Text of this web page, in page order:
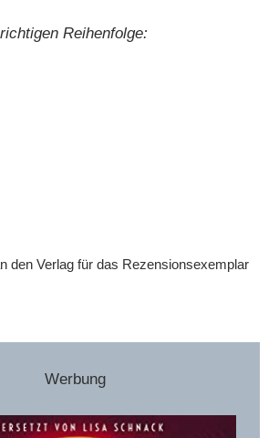
Reihenfolge:
den Verlag für das Rezensionsexemplar
Werbung